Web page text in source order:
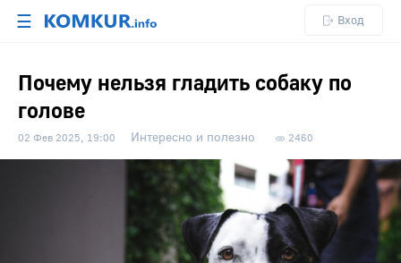
☰ Вход
Почему нельзя гладить собаку по
голове
02 Фев 2025, 19:00 Интересно и полезно 2460